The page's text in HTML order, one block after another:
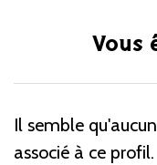
Vous
Il semble
associé à ce profil.